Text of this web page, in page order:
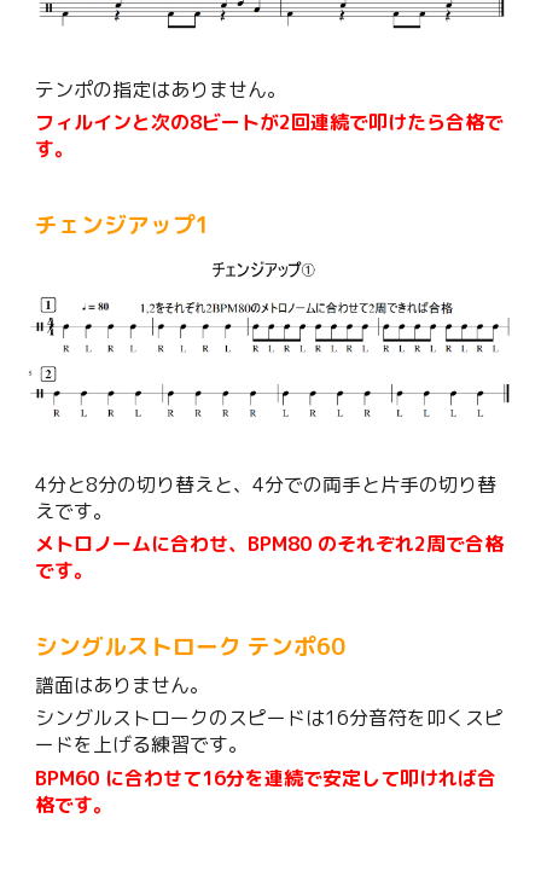
テンポの指定はありません。
フィルインと次の8ビートが2回連続で叩けたら合格で
す。
チェンジアップ1
4分と8分の切り替えと、4分での両手と片手の切り替
えです。
メトロノームに合わせ、BPM80 のそれぞれ2周で合格
です。
シングルストローク テンポ60
譜面はありません。
シングルストロークのスピードは16分音符を叩くスピ
ードを上げる練習です。
BPM60 に合わせて16分を連続で安定して叩ければ合
格です。